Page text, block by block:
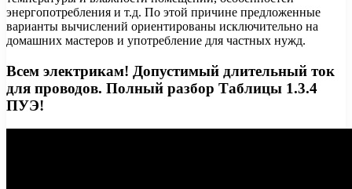
энергопотребления и т.д. По этой причине предложенные
варианты вычислений ориентированы исключительно на
домашних мастеров и употребление для частных нужд.
Всем электрикам! Допустимый длительный ток
для проводов. Полный разбор Таблицы 1.3.4
ПУЭ!